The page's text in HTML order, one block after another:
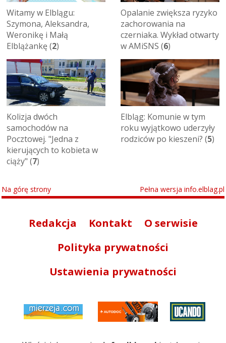
Witamy w Elblągu:
Szymona, Aleksandra,
Weronikę i Małą
Elblążankę (2)
Opalanie zwiększa ryzyko
zachorowania na
czerniaka. Wykład otwarty
w AMiSNS (6)
Kolizja dwóch
samochodów na
Pocztowej. "Jedna z
kierujących to kobieta w
ciąży" (7)
Elbląg: Komunie w tym
roku wyjątkowo uderzyły
rodziców po kieszeni? (5)
Na górę strony Pełna wersja info.elblag.pl
Redakcja Kontakt
O serwisie
Polityka prywatności
Ustawienia prywatności